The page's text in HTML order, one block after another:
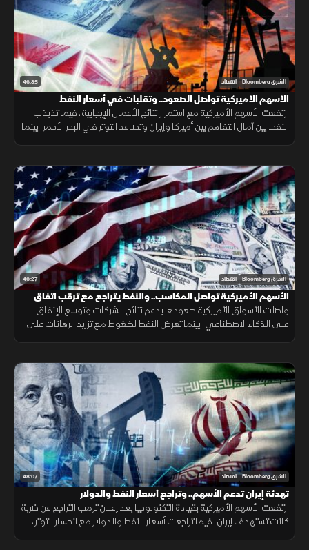
46:35 الشرق Bloomberg اقتصاد
الأسهم الأميركية تواصل الصعود.. وتقلبات في أسعار النفط
ارتفعت الأسهم الأميركية مع استمرار نتائج الأعمال الإيجابية، فيما تذبذب
النفط بين آمال التفاهم بين أميركا وإيران وتصاعد التوتر في البحر الأحمر، بينما
46:27 الشرق Bloomberg اقتصاد
الأسهم الأميركية تواصل المكاسب.. والنفط يتراجع مع ترقب اتفاق
إيران
واصلت الأسواق الأميركية صعودها بدعم نتائج الشركات وتوسع الإنفاق
على الذكاء الاصطناعي، بينما تعرض النفط لضغوط مع تزايد الرهانات على
48:07 الشرق Bloomberg اقتصاد
تهدئة إيران تدعم الأسهم.. وتراجع أسعار النفط والدولار
ارتفعت الأسهم الأميركية بقيادة التكنولوجيا بعد إعلان ترمب التراجع عن ضربة
كانت تستهدف إيران، فيما تراجعت أسعار النفط والدولار مع انحسار التوتر،